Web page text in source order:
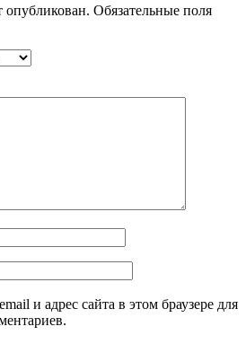
опубликован. Обязательные поля
и адрес сайта в этом браузере для